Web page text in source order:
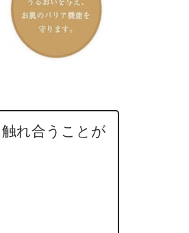
れ合うことが